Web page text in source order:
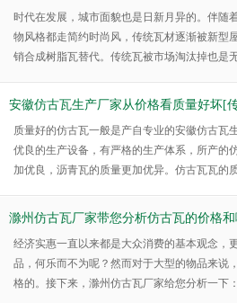
时代在发展，城市面貌也是日新月异的。伴随
物风格都走简约时尚风，传统瓦材逐渐被新型
销合成树脂瓦替代。传统瓦被市场淘汰掉也是
系，耐候性差，使用寿命短，所以渐渐被市场
安徽仿古瓦生产厂家从价格看质量好坏[
质量好的仿古瓦一般是产自专业的安徽仿古瓦
优良的生产设备，有严格的生产体系，所产的
加优良，沥青瓦的质量更加优异。仿古瓦瓦的
有诈。
滁州仿古瓦厂家带您分析仿古瓦的价格
建材]
经济实惠一直以来都是大众消费的基本观念，
品，何乐而不为呢？然而对于大型的物品来说
格的。接下来，滁州仿古瓦厂家给您分析一下：